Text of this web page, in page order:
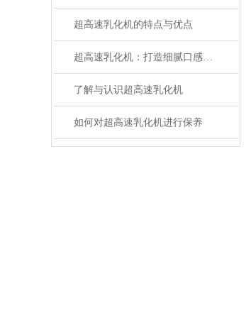
超高速乳化机的特点与优点
超高速乳化机：打造细腻口感的利器
了解与认识超高速乳化机
如何对超高速乳化机进行保养